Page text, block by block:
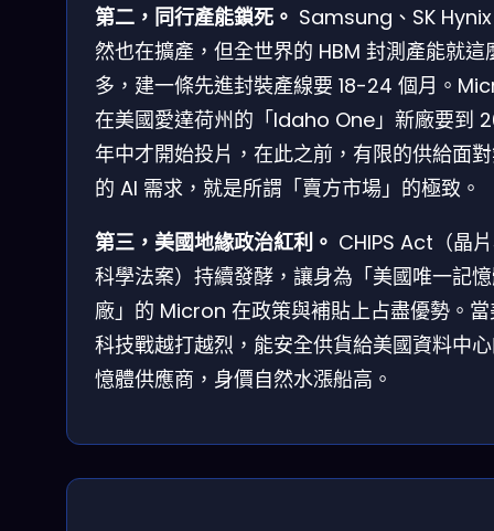
第二，同行產能鎖死。 Samsung、SK
然也在擴產，但全世界的 HBM 封測產能就這
多，建一條先進封裝產線要 18-24 個月。
在美國愛達荷州的「Idaho One」新廠要到
年中才開始投片，在此之前，有限的供給面
的 AI 需求，就是所謂「賣方市場」的極致。
第三，美國地緣政治紅利。 CHIPS Act（晶
科學法案）持續發酵，讓身為「美國唯一記
廠」的 Micron 在政策與補貼上占盡優勢。
科技戰越打越烈，能安全供貨給美國資料中
憶體供應商，身價自然水漲船高。